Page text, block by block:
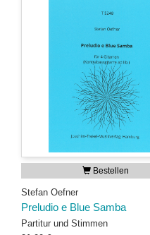
Bestellen
Stefan Oefner
Preludio e Blue Samba
Partitur und Stimmen